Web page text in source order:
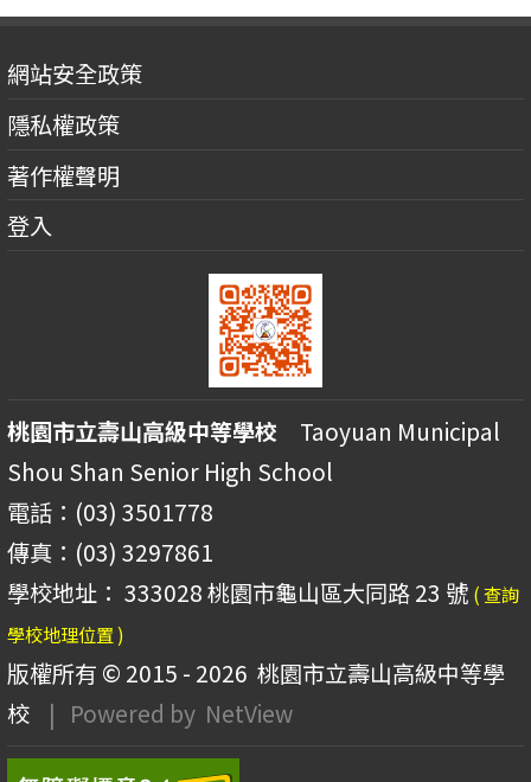
網站安全政策
隱私權政策
著作權聲明
登入
桃園市立壽山高級中等學校 Taoyuan Municipal
Shou Shan Senior High School
電話：(03) 3501778
傳真：(03) 3297861
學校地址： 333028 桃園市龜山區大同路 23 號 ( 查詢
學校地理位置 )
版權所有 © 2015 - 2026 桃園市立壽山高級中等學
校
| Powered by NetView